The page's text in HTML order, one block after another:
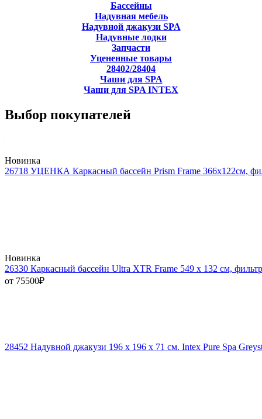
Бассейны
Надувная мебель
Надувной джакузи SPA
Надувные лодки
Запчасти
Уцененные товары
28402/28404
Чаши для SPA
Чаши для SPA INTEX
Выбор покупателей
Новинка
26718 УЦЕНКА Каркасный бассейн Prism Frame 366х122см,
Новинка
26330 Каркасный бассейн Ultra XTR Frame 549 х 132 см,
от 75500₽
28452 Надувной джакузи 196 х 196 x 71 см. Intex Pure Spa